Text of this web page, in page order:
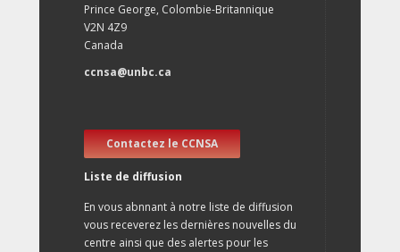
Prince George, Colombie-Britannique
V2N 4Z9
Canada
ccnsa@unbc.ca
Contactez le CCNSA
Liste de diffusion
En vous abnnant à notre liste de diffusion
vous receverez les dernières nouvelles du
centre ainsi que des alertes pour les